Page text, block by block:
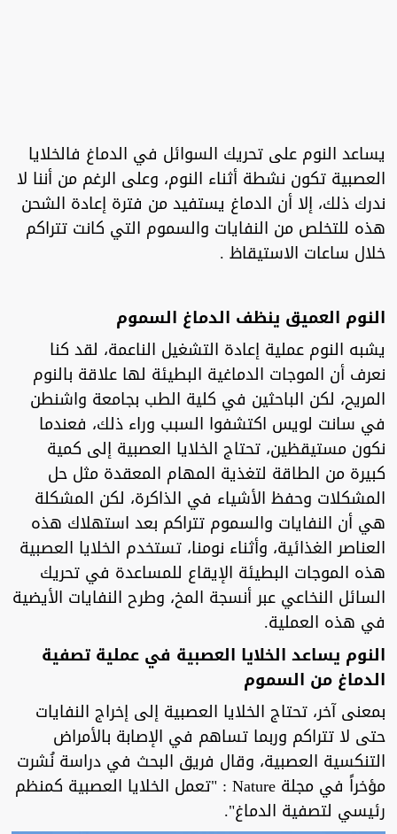
يساعد النوم على تحريك السوائل في الدماغ فالخلايا
العصبية تكون نشطة أثناء النوم، وعلى الرغم من أننا لا
ندرك ذلك، إلا أن الدماغ يستفيد من فترة إعادة الشحن
هذه للتخلص من النفايات والسموم التي كانت تتراكم
خلال ساعات الاستيقاظ .
النوم العميق ينظف الدماغ السموم
يشبه النوم عملية إعادة التشغيل الناعمة، لقد كنا
نعرف أن الموجات الدماغية البطيئة لها علاقة بالنوم
المريح، لكن الباحثين في كلية الطب بجامعة واشنطن
في سانت لويس اكتشفوا السبب وراء ذلك، فعندما
نكون مستيقظين، تحتاج الخلايا العصبية إلى كمية
كبيرة من الطاقة لتغذية المهام المعقدة مثل حل
المشكلات وحفظ الأشياء في الذاكرة، لكن المشكلة
هي أن النفايات والسموم تتراكم بعد استهلاك هذه
العناصر الغذائية، وأثناء نومنا، تستخدم الخلايا العصبية
هذه الموجات البطيئة الإيقاع للمساعدة في تحريك
السائل النخاعي عبر أنسجة المخ، وطرح النفايات الأيضية
في هذه العملية.
النوم يساعد الخلايا العصبية في عملية تصفية
الدماغ من السموم
بمعنى آخر، تحتاج الخلايا العصبية إلى إخراج النفايات
حتى لا تتراكم وربما تساهم في الإصابة بالأمراض
التنكسية العصبية، وقال فريق البحث في دراسة نُشرت
مؤخراً في مجلة Nature : "تعمل الخلايا العصبية كمنظم
رئيسي لتصفية الدماغ".